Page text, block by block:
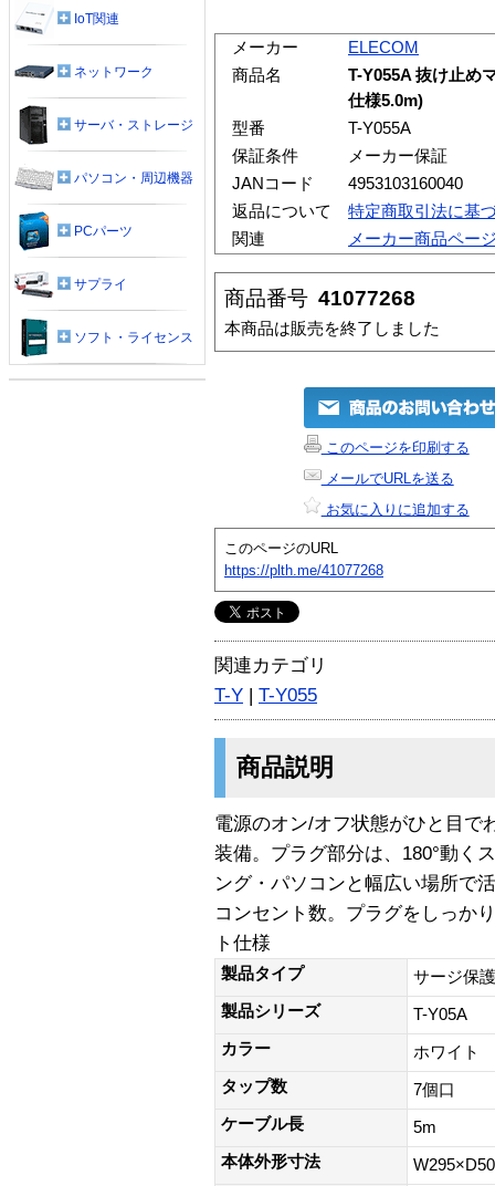
メーカー
ELECOM
商品名
T-Y055A 抜け止め
仕様5.0m)
型番
T-Y055A
保証条件
メーカー保証
JANコード
4953103160040
返品について
特定商取引法に基
関連
メーカー商品ペー
商品番号 41077268
本商品は販売を終了しました
このページを印刷する
メールでURLを送る
お気に入りに追加する
このページのURL
https://plth.me/41077268
関連カテゴリ
T-Y | T-Y055
商品説明
電源のオン/オフ状態がひと目で
装備。プラグ部分は、180°動く
ング・パソコンと幅広い場所で
コンセント数。プラグをしっか
ト仕様
製品タイプ
サージ保
製品シリーズ
T-Y05A
カラー
ホワイト
タップ数
7個口
ケーブル長
5m
本体外形寸法
IoT関連
ネットワーク
サーバ・ストレージ
パソコン・周辺機器
PCパーツ
サプライ
ソフト・ライセンス